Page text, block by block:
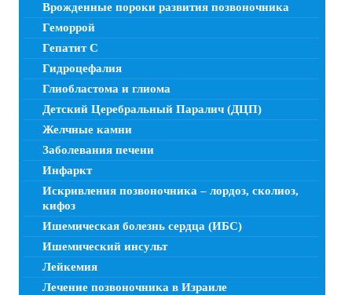
Врожденные пороки развития позвоночника
Геморрой
Гепатит C
Гидроцефалия
Глиобластома и глиома
Детский Церебральный Паралич (ДЦП)
Желчные камни
Заболевания печени
Инфаркт
Искривления позвоночника – лордоз, сколиоз,
кифоз
Ишемическая болезнь сердца (ИБС)
Ишемический инсульт
Лейкемия
Лечение позвоночника в Израиле